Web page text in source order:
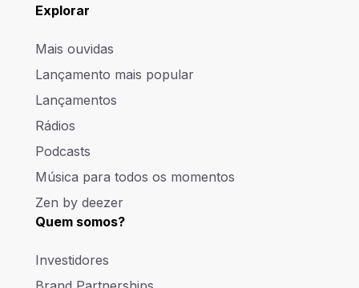
Explorar
Mais ouvidas
Lançamento mais popular
Lançamentos
Rádios
Podcasts
Música para todos os momentos
Zen by deezer
Quem somos?
Investidores